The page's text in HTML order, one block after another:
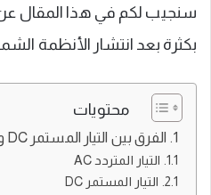
سنجيب لكم في هذا المقال
بكثرة بعد انتشار الأنظمة
محتويات
الفرق بين التيار المستمر DC والمتردد AC
التيار المتردد AC
التيار المستمر DC